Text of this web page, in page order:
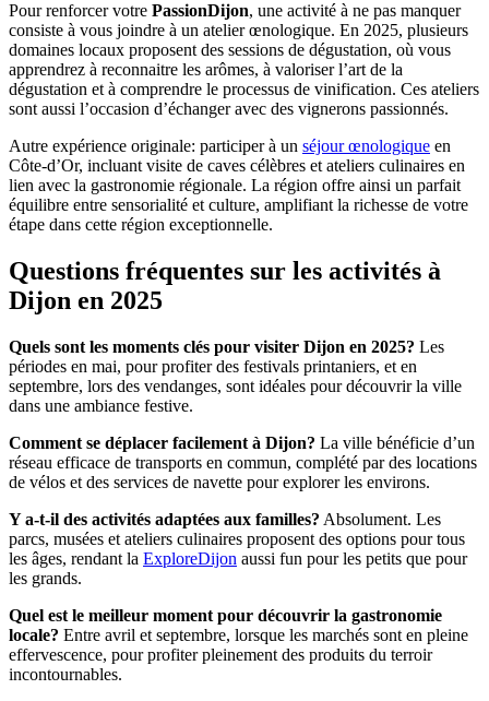
Pour renforcer votre PassionDijon, une activité à ne pas manquer
consiste à vous joindre à un atelier œnologique. En 2025, plusieurs
domaines locaux proposent des sessions de dégustation, où vous
apprendrez à reconnaitre les arômes, à valoriser l’art de la
dégustation et à comprendre le processus de vinification. Ces ateliers
sont aussi l’occasion d’échanger avec des vignerons passionnés.
Autre expérience originale: participer à un séjour œnologique en
Côte-d’Or, incluant visite de caves célèbres et ateliers culinaires en
lien avec la gastronomie régionale. La région offre ainsi un parfait
équilibre entre sensorialité et culture, amplifiant la richesse de votre
étape dans cette région exceptionnelle.
Questions fréquentes sur les activités à
Dijon en 2025
Quels sont les moments clés pour visiter Dijon en 2025? Les
périodes en mai, pour profiter des festivals printaniers, et en
septembre, lors des vendanges, sont idéales pour découvrir la ville
dans une ambiance festive.
Comment se déplacer facilement à Dijon? La ville bénéficie d’un
réseau efficace de transports en commun, complété par des locations
de vélos et des services de navette pour explorer les environs.
Y a-t-il des activités adaptées aux familles? Absolument. Les
parcs, musées et ateliers culinaires proposent des options pour tous
les âges, rendant la ExploreDijon aussi fun pour les petits que pour
les grands.
Quel est le meilleur moment pour découvrir la gastronomie
locale? Entre avril et septembre, lorsque les marchés sont en pleine
effervescence, pour profiter pleinement des produits du terroir
incontournables.